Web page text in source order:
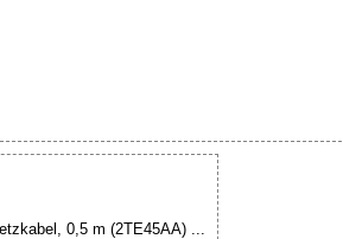
0,5 m (2TE45AA) ...